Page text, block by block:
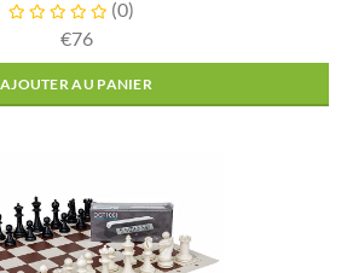
(0)
€76
AJOUTER AU PANIER